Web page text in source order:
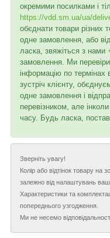
окремими посилками і
https://vdd.sm.ua/ua/
обєднати товари різних
одне замовлення, або
ласка, звяжіться з нами
замовлення. Ми
інформацію по
зустріч клієнту,
одне замовлення і
перевізником, але
часу. Будь ласка,
Зверніть увагу!
Колір або відтінок товару на
залежно від налаштувань
Характеристики та
попереднього узгодження.
Ми не несемо